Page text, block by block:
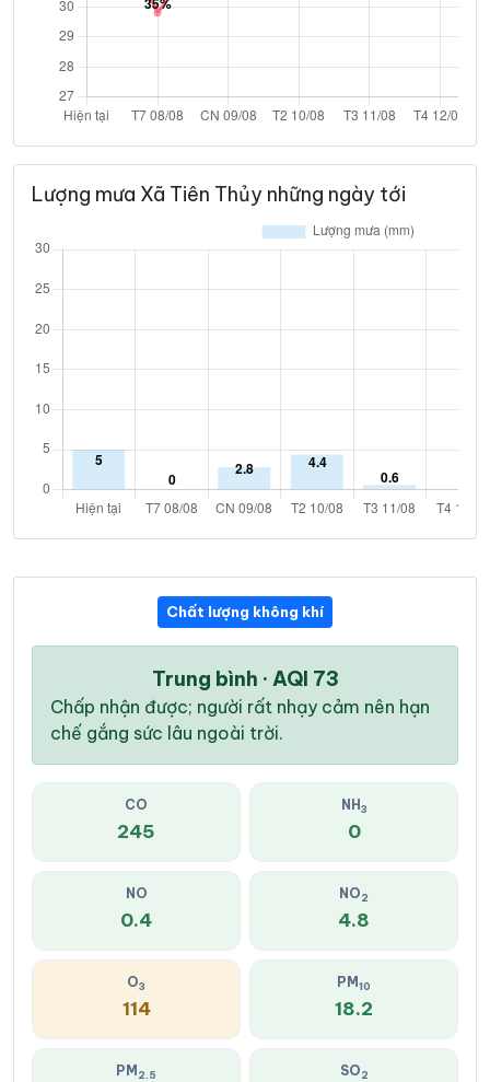
Lượng mưa Xã Tiên Thủy những ngày tới
Chất lượng không khí
Trung bình · AQI 73
Chấp nhận được; người rất nhạy cảm nên hạn
chế gắng sức lâu ngoài trời.
CO
245
NH 3
0
NO
0.4
NO2
4.8
O3
114
PM 10
18.2
PM 2.5 SO2